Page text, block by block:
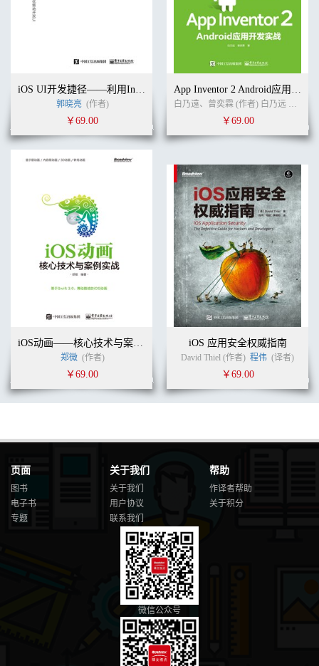
iOS UI开发捷径——利用Interface Builder高效、优雅地开发UI
郭晓亮 (作者)
￥69.00
App Inventor 2 Android应用开发实务：正确学会App Inventor开发技巧的16堂课
白乃遠、曾奕霖 (作者) 白乃远 曾奕霖 (译者)
￥69.00
iOS动画——核心技术与案例实战
郑微 (作者)
￥69.00
iOS 应用安全权威指南
David Thiel (作者) 程伟 (译者)
￥69.00
页面
图书
电子书
专题
关于我们
关于我们
用户协议
联系我们
帮助
作译者帮助
关于积分
微信公众号